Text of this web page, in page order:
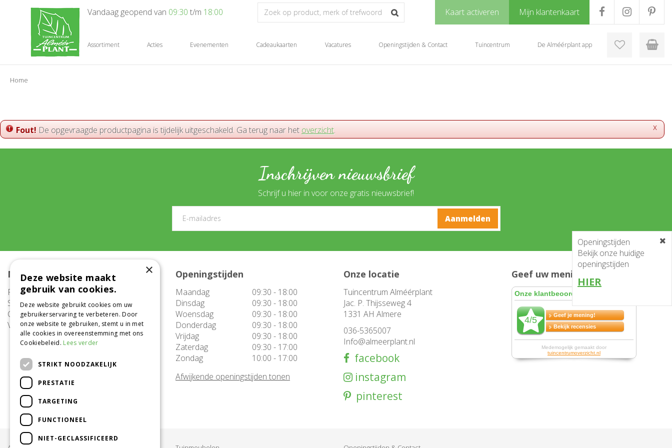
Home
Kaart activeren Mijn klantenkaart
Vandaag geopend van 09:30 t/m 18:00
Assortiment Acties Evenementen Cadeaukaarten Vacatures Openingstijden & Contact Tuincentrum De Alméérplant app
x
Fout! De opgevraagde productpagina is tijdelijk uitgeschakeld. Ga terug naar het overzicht.
Inschrijven nieuwsbrief
Schrijf u hier in voor onze gratis nieuwsbrief!
Meer informatie
FAQ
Service
Contact
Vacatures
Openingstijden
Maandag
09:30 - 18:00
Dinsdag
09:30 - 18:00
Woensdag
09:30 - 18:00
Donderdag
09:30 - 18:00
Vrijdag
09:30 - 18:00
Zaterdag
09:30 - 17:00
Zondag
10:00 - 17:00
Afwijkende openingstijden tonen
Onze locatie
Tuincentrum Alméérplant
Jac. P. Thijsseweg 4
1331 AH Almere
036-5365007
Info@almeerplant.nl
facebook
instagram
pinterest
Geef uw mening en win!
Openingstijden
Bekijk onze huidige
openingstijden
HIER
×
Deze website maakt
gebruik van cookies.
Deze website gebruikt cookies om uw
gebruikerservaring te verbeteren. Door
onze website te gebruiken, stemt u in met
alle cookies in overeenstemming met ons
Cookiebeleid. Lees verder
STRIKT NOODZAKELIJK
PRESTATIE
TARGETING
FUNCTIONEEL
NIET-GECLASSIFICEERD